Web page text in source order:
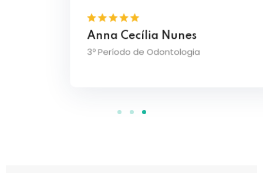
Anna Cecília Nunes
3º Período de Odontologia